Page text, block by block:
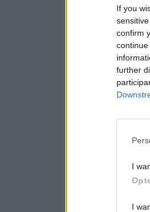
If you
confirm
further
I
I